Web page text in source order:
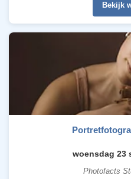
Bekijk
woensdag 23
Photofacts